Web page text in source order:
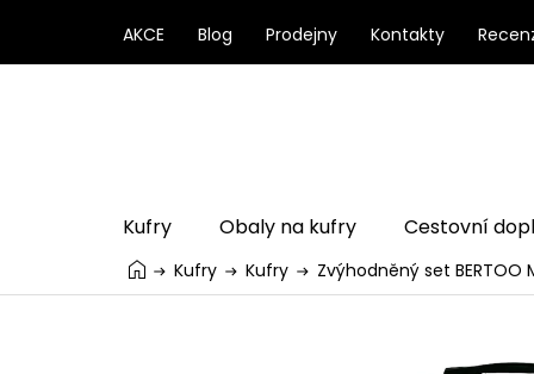
AKCE Blog Prodejny Kontakty
Kufry Obaly na kufry Cestovní
Kufry Kufry Zvýhodněný set BERTOO